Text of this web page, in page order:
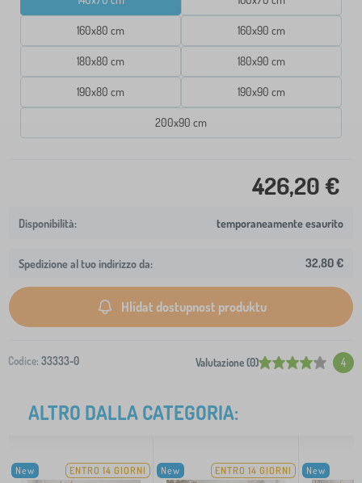
160x80 cm 160x90 cm
180x80 cm 180x90 cm
190x80 cm 190x90 cm
200x90 cm
426,20 €
temporaneamente esaurito
Spedizione al tuo indirizzo da: 32,80 €
Hlídat dostupnost produktu
Codice: 33333-0 Valutazione (0) 4
ALTRO DALLA CATEGORIA:
New ENTRO 14 GIORNI New ENTRO 14 GIORNI New